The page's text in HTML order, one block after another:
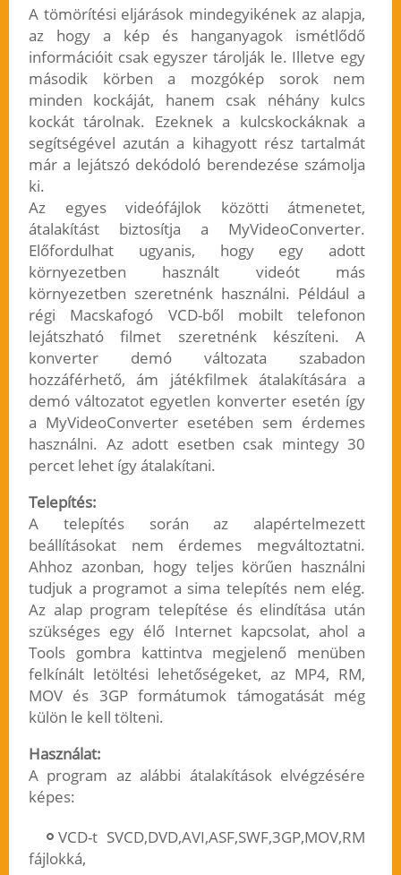
A tömörítési eljárások mindegyikének az alapja,
az hogy a kép és hanganyagok ismétlődő
információit csak egyszer tárolják le. Illetve egy
második körben a mozgókép sorok nem
minden kockáját, hanem csak néhány kulcs
kockát tárolnak. Ezeknek a kulcskockáknak a
segítségével azután a kihagyott rész tartalmát
már a lejátszó dekódoló berendezése számolja
ki.
Az egyes videófájlok közötti átmenetet,
átalakítást biztosítja a MyVideoConverter.
Előfordulhat ugyanis, hogy egy adott
környezetben használt videót más
környezetben szeretnénk használni. Például a
régi Macskafogó VCD-ből mobilt telefonon
lejátszható filmet szeretnénk készíteni. A
konverter demó változata szabadon
hozzáférhető, ám játékfilmek átalakítására a
demó változatot egyetlen konverter esetén így
a MyVideoConverter esetében sem érdemes
használni. Az adott esetben csak mintegy 30
percet lehet így átalakítani.
Telepítés:
A telepítés során az alapértelmezett
beállításokat nem érdemes megváltoztatni.
Ahhoz azonban, hogy teljes körűen használni
tudjuk a programot a sima telepítés nem elég.
Az alap program telepítése és elindítása után
szükséges egy élő Internet kapcsolat, ahol a
Tools gombra kattintva megjelenő menüben
felkínált letöltési lehetőségeket, az MP4, RM,
MOV és 3GP formátumok támogatását még
külön le kell tölteni.
Használat:
A program az alábbi átalakítások elvégzésére
képes:
VCD-t SVCD,DVD,AVI,ASF,SWF,3GP,MOV,RM
fájlokká,